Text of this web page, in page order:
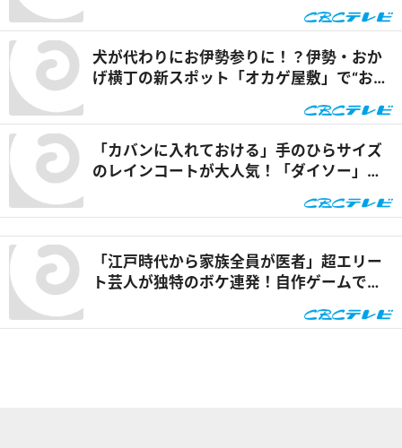
犬が代わりにお伊勢参りに！？伊勢・おか
げ横丁の新スポット「オカゲ屋敷」で“おか
「カバンに入れておける」手のひらサイズ
のレインコートが大人気！「ダイソー」で
「江戸時代から家族全員が医者」超エリー
ト芸人が独特のボケ連発！自作ゲームで三